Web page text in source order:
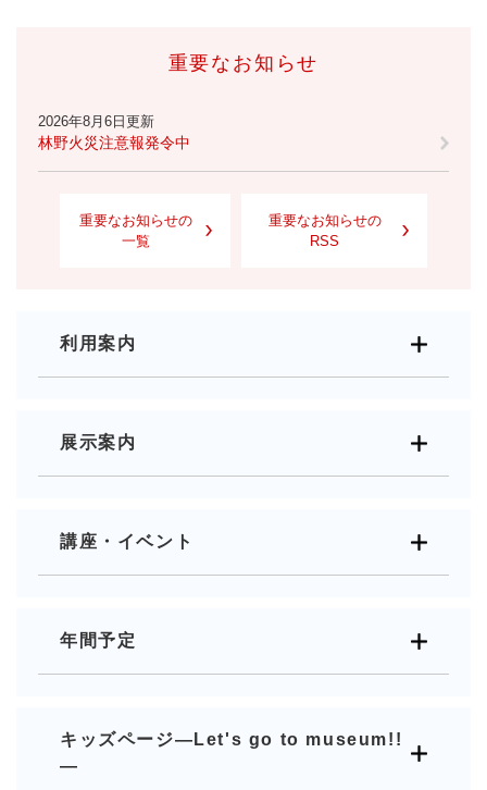
重要なお知らせ
2026年8月6日更新
林野火災注意報発令中
重要なお知らせの
一覧
重要なお知らせの
RSS
利用案内
展示案内
講座・イベント
年間予定
キッズページ―Let's go to museum!!
―